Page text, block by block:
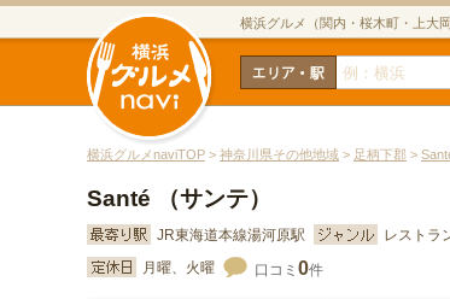
横浜グルメ（関内・桜木町・上大
横浜グルメnaviTOP > 神奈川県その他地域 > 足柄下郡 >
Santé （サンテ）
JR東海道本線湯河原駅 レストラ
月曜、火曜
口コミ 0件